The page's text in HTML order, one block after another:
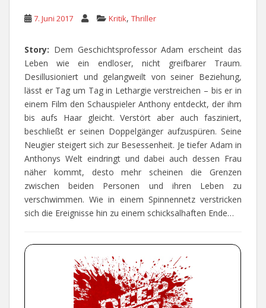
7. Juni 2017 Kritik, Thriller
Story: Dem Geschichtsprofessor Adam erscheint das
Leben wie ein endloser, nicht greifbarer Traum.
Desillusioniert und gelangweilt von seiner Beziehung,
lässt er Tag um Tag in Lethargie verstreichen – bis er in
einem Film den Schauspieler Anthony entdeckt, der ihm
bis aufs Haar gleicht. Verstört aber auch fasziniert,
beschließt er seinen Doppelgänger aufzuspüren. Seine
Neugier steigert sich zur Besessenheit. Je tiefer Adam in
Anthonys Welt eindringt und dabei auch dessen Frau
näher kommt, desto mehr scheinen die Grenzen
zwischen beiden Personen und ihren Leben zu
verschwimmen. Wie in einem Spinnennetz verstricken
sich die Ereignisse hin zu einem schicksalhaften Ende…